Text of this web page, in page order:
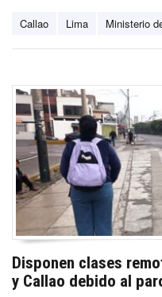
Callao Lima Ministerio
Disponen clases
y Callao debido al